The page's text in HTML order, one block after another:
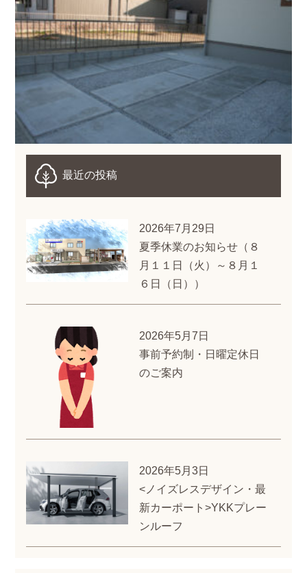
最近の投稿
2026年7月29日
夏季休業のお知らせ（８
月１１日（火）～８月１
６日（日））
2026年5月7日
事前予約制・日曜定休日
のご案内
2026年5月3日
<ノイズレスデザイン・最
新カーポート>YKKプレー
ンルーフ